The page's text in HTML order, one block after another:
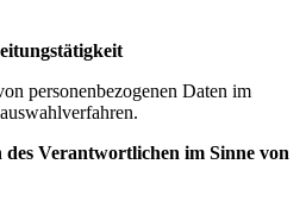
personenbezogenen Daten im
Verantwortlichen im Sinne von